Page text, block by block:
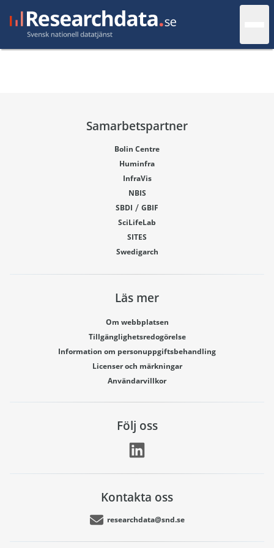
Samarbetspartner
Bolin Centre
Huminfra
InfraVis
NBIS
SBDI / GBIF
SciLifeLab
SITES
Swedigarch
Läs mer
Om webbplatsen
Tillgänglighetsredogörelse
Information om personuppgiftsbehandling
Licenser och märkningar
Användarvillkor
Följ oss
Kontakta oss
researchdata@snd.se